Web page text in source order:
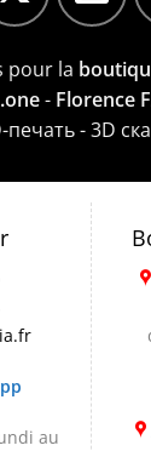
pour la
- Florence
- 3D
au